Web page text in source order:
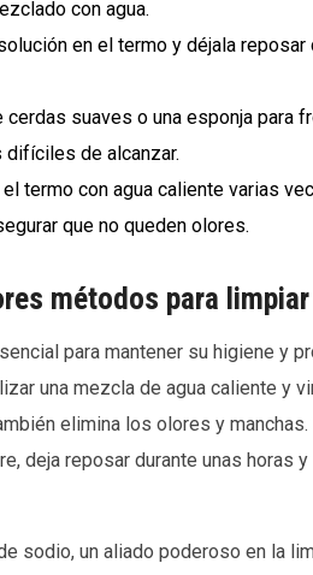
con agua.
en el termo y déjala reposar
cerdas suaves o una esponja para
difíciles de alcanzar.
el termo con agua caliente varias
que no queden olores.
métodos para
para mantener su higiene y
una mezcla de agua caliente y
elimina los olores y
deja reposar durante unas horas
sodio, un aliado poderoso en la